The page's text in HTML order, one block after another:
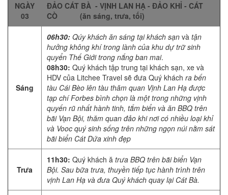
NGÀY
03
ĐẢO CÁT BÀ - VỊNH LAN HẠ - ĐẢO KHỈ - CÁT
CÒ (ăn sáng, trưa, tối)
Sáng
06h30: Qúy khách ăn sáng tại khách sạn và tận
hưởng không khí trong lành của khu dự trữ sinh
quyển Thế Giới trong nắng ban mai.
08h30: Quý khách tập trung tại khách sạn, xe và
HDV của Litchee Travel sẽ đưa Quý khách ra bến
tàu Cái Bèo lên tàu thăm quan Vịnh Lan Hạ được
tạp chí Forbes bình chọn là một trong những vịnh
quyến rũ nhất hành tinh, tắm biển và ăn BBQ trên
bãi Vạn Bội, thăm quan đảo khi nơi có nhiều loại khỉ
và Vooc quý sinh sống trên những ngọn núi nằm sát
bãi biển Cát Dứa xinh đẹp
Trưa
11h30: Quý khách ă trưa BBQ trên bãi biển Vạn
Bội. Sau bữa trưa, thuyền tiếp tục hành trình trên
vịnh Lan Hạ và đưa Quý khách quay lại Cát Bà.